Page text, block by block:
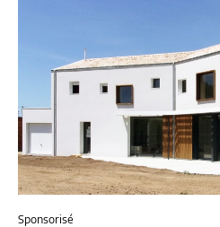
Sponsorisé